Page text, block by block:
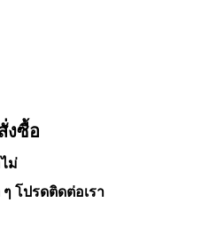
งซื้อ
ม่
โปรดติดต่อเรา